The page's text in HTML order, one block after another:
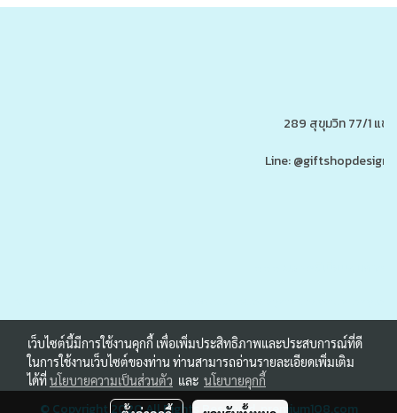
289 สุขุมวิท 77/1 แข
Line:
© Copyright 2020 All Rights Reserved.premium108.com
เว็บไซต์นี้มีการใช้งานคุกกี้ เพื่อเพิ่มประสิทธิภาพและประสบการณ์ที่ดี
ในการใช้งานเว็บไซต์ของท่าน ท่านสามารถอ่านรายละเอียดเพิ่มเติม
ได้ที่นโยบายความเป็นส่วนตัว และ นโยบายคุกกี้